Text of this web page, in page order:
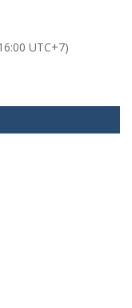
UTC+7)